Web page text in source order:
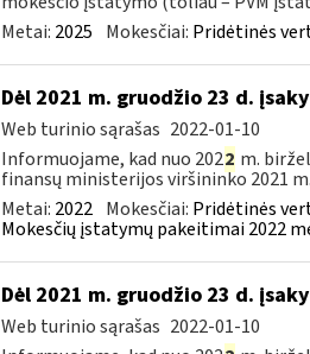
Metai: 2025 Mokesčiai: Pridėtinės
Dėl 2021 m. gruodžio 23 d.
Web turinio sąrašas 2022-01-10
Informuojame, kad nuo 2022 m.
finansų ministerijos viršininko 2021
Metai: 2022 Mokesčiai: Pridėtinės
Mokesčių įstatymų pakeitimai 2022
Dėl 2021 m. gruodžio 23 d.
Web turinio sąrašas 2022-01-10